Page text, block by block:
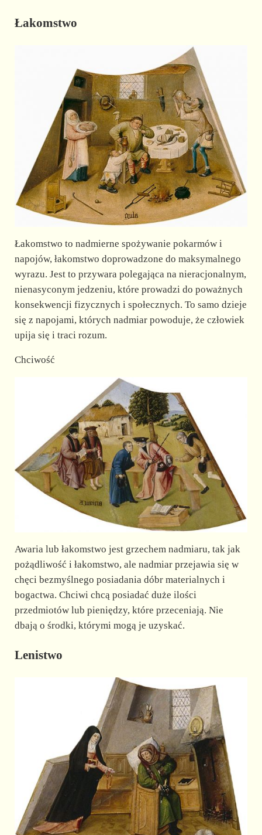
Łakomstwo
Łakomstwo to nadmierne spożywanie pokarmów i
napojów, łakomstwo doprowadzone do maksymalnego
wyrazu. Jest to przywara polegająca na nieracjonalnym,
nienasyconym jedzeniu, które prowadzi do poważnych
konsekwencji fizycznych i społecznych. To samo dzieje
się z napojami, których nadmiar powoduje, że człowiek
upija się i traci rozum.
Chciwość
Awaria lub łakomstwo jest grzechem nadmiaru, tak jak
pożądliwość i łakomstwo, ale nadmiar przejawia się w
chęci bezmyślnego posiadania dóbr materialnych i
bogactwa. Chciwi chcą posiadać duże ilości
przedmiotów lub pieniędzy, które przeceniają. Nie
dbają o środki, którymi mogą je uzyskać.
Lenistwo